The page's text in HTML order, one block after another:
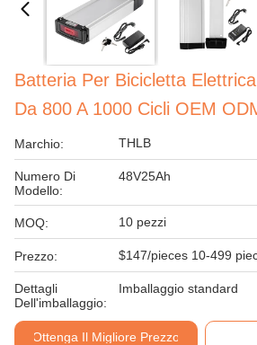
Batteria Per Bicicletta
Da 800 A 1000 Cicli OEM
Marchio: THLB
Numero Di
Modello:
48V25Ah
MOQ: 10 pezzi
Prezzo: $147/pieces 10-499
Dettagli
Dell'imballaggio:
Imballaggio standard
Ottenga Il Migliore Prezzo